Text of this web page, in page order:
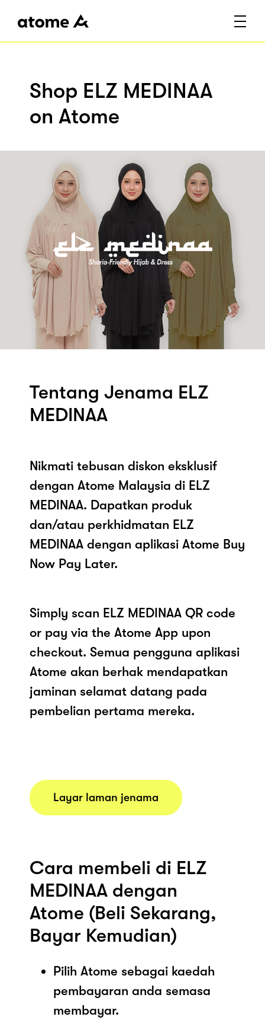
Shop ELZ MEDINAA
on Atome
Tentang Jenama ELZ
MEDINAA
Nikmati tebusan diskon eksklusif
dengan Atome Malaysia di ELZ
MEDINAA. Dapatkan produk
dan/atau perkhidmatan ELZ
MEDINAA dengan aplikasi Atome Buy
Now Pay Later.
Simply scan ELZ MEDINAA QR code
or pay via the Atome App upon
checkout. Semua pengguna aplikasi
Atome akan berhak mendapatkan
jaminan selamat datang pada
pembelian pertama mereka.
Layar laman jenama
Cara membeli di ELZ
MEDINAA dengan
Atome (Beli Sekarang,
Bayar Kemudian)
Pilih Atome sebagai kaedah
pembayaran anda semasa
membayar.